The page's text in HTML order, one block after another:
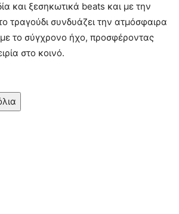
και ξεσηκωτικά beats και με την
τραγούδι συνδυάζει την ατμόσφαιρα
το σύγχρονο ήχο, προσφέροντας
στο κοινό.